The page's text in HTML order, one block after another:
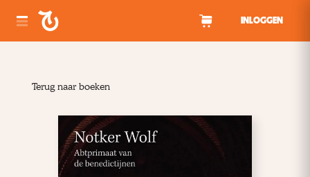
INLOGGEN
Terug naar boeken